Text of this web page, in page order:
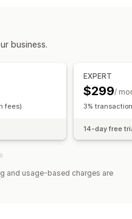
business.
fees)
EXPERT
$299/
3%
14-day free
and usage-based charges are